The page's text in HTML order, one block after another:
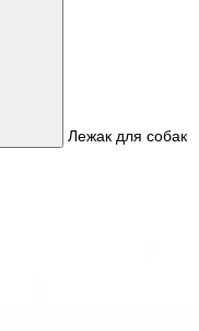
Лежак для собак